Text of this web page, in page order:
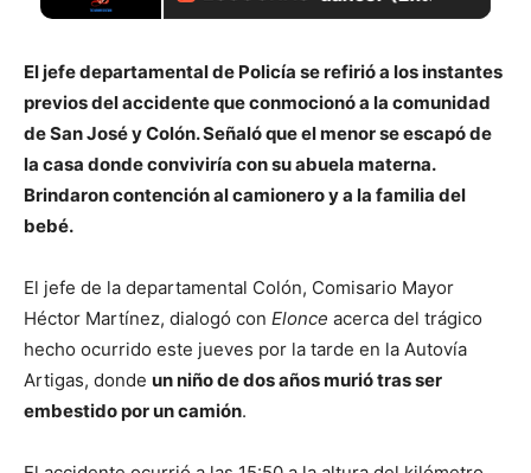
El jefe departamental de Policía se refirió a los instantes
previos del accidente que conmocionó a la comunidad
de San José y Colón. Señaló que el menor se escapó de
la casa donde conviviría con su abuela materna.
Brindaron contención al camionero y a la familia del
bebé.
El jefe de la departamental Colón, Comisario Mayor
Héctor Martínez, dialogó con Elonce acerca del trágico
hecho ocurrido este jueves por la tarde en la Autovía
Artigas, donde un niño de dos años murió tras ser
embestido por un camión.